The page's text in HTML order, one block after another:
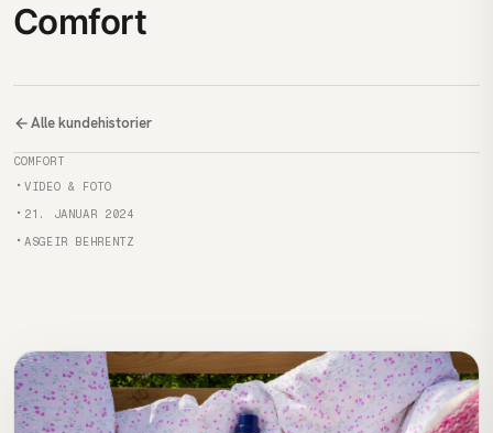
Comfort
Alle kundehistorier
Kunde
COMFORT
Kategori
VIDEO & FOTO
Publisert
21. JANUAR 2024
Forfatter
ASGEIR BEHRENTZ